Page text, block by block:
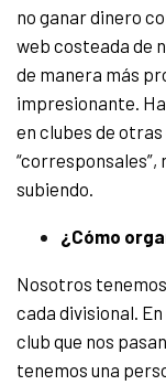
no ganar dinero
web costeada de
de manera más
impresionante.
en clubes de otras
“corresponsales”,
subiendo.
¿Cómo
Nosotros
cada divisional.
club que nos
tenemos una